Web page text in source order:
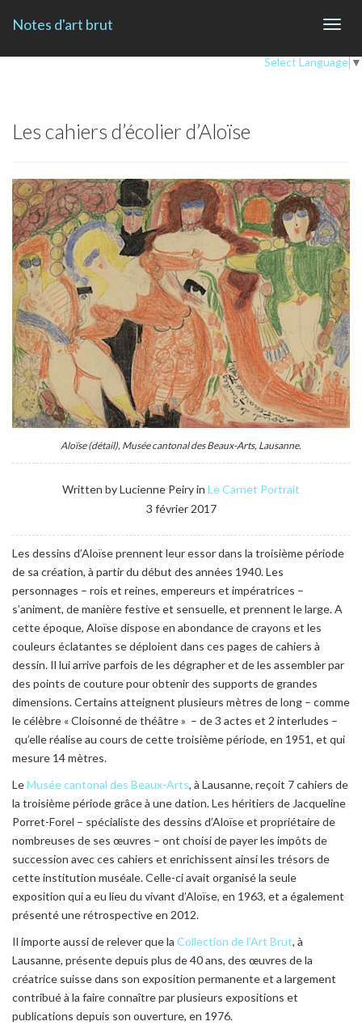
Notes d'art brut
Select Language ▼
Les cahiers d’écolier d’Aloïse
Aloïse (détail), Musée cantonal des Beaux-Arts, Lausanne.
Written by Lucienne Peiry in Le Carnet Portrait
3 février 2017
Les dessins d’Aloïse prennent leur essor dans la troisième période
de sa création, à partir du début des années 1940. Les
personnages – rois et reines, empereurs et impératrices –
s’animent, de manière festive et sensuelle, et prennent le large. A
cette époque, Aloïse dispose en abondance de crayons et les
couleurs éclatantes se déploient dans ces pages de cahiers à
dessin. Il lui arrive parfois de les dégrapher et de les assembler par
des points de couture pour obtenir des supports de grandes
dimensions. Certains atteignent plusieurs mètres de long – comme
le célèbre « Cloisonné de théâtre » – de 3 actes et 2 interludes –
qu’elle réalise au cours de cette troisième période, en 1951, et qui
mesure 14 mètres.
LeMusée cantonal des Beaux-Arts, à Lausanne, reçoit 7 cahiers de
la troisième période grâce à une dation. Les héritiers de Jacqueline
Porret-Forel – spécialiste des dessins d’Aloïse et propriétaire de
nombreuses de ses œuvres – ont choisi de payer les impôts de
succession avec ces cahiers et enrichissent ainsi les trésors de
cette institution muséale. Celle-ci avait organisé la seule
exposition qui a eu lieu du vivant d’Aloïse, en 1963, et a également
présenté une rétrospective en 2012.
Il importe aussi de relever que la Collection de l’Art Brut, à
Lausanne, présente depuis plus de 40 ans, des œuvres de la
créatrice suisse dans son exposition permanente et a largement
contribué à la faire connaître par plusieurs expositions et
publications depuis son ouverture, en 1976.